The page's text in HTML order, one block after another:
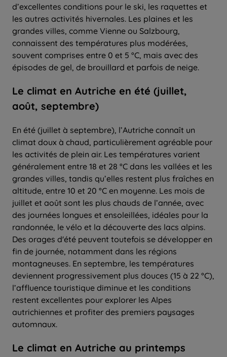
d’excellentes conditions pour le ski, les raquettes et
les autres activités hivernales. Les plaines et les
grandes villes, comme Vienne ou Salzbourg,
connaissent des températures plus modérées,
souvent comprises entre 0 et 5 °C, mais avec des
épisodes de gel, de brouillard et parfois de neige.
Le climat en Autriche en été (juillet,
août, septembre)
En été (juillet à septembre), l’Autriche connaît un
climat doux à chaud, particulièrement agréable pour
les activités de plein air. Les températures varient
généralement entre 18 et 28 °C dans les vallées et les
grandes villes, tandis qu’elles restent plus fraîches en
altitude, entre 10 et 20 °C en moyenne. Les mois de
juillet et août sont les plus chauds de l’année, avec
des journées longues et ensoleillées, idéales pour la
randonnée, le vélo et la découverte des lacs alpins.
Des orages d'été peuvent toutefois se développer en
fin de journée, notamment dans les régions
montagneuses. En septembre, les températures
deviennent progressivement plus douces (15 à 22 °C),
l’affluence touristique diminue et les conditions
restent excellentes pour explorer les Alpes
autrichiennes et profiter des premiers paysages
automnaux.
Le climat en Autriche au printemps